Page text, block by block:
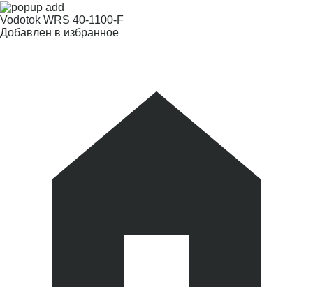
Vodotok WRS 40-1100-F
Добавлен в избранное